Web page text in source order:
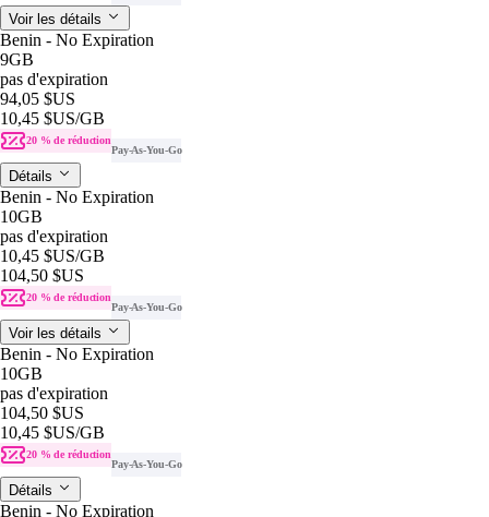
Voir les détails
Benin - No Expiration
9GB
pas d'expiration
94,05 $US
10,45 $US/GB
20 % de réduction
Pay-As-You-Go
Détails
Benin - No Expiration
10GB
pas d'expiration
10,45 $US/GB
104,50 $US
20 % de réduction
Pay-As-You-Go
Voir les détails
Benin - No Expiration
10GB
pas d'expiration
104,50 $US
10,45 $US/GB
20 % de réduction
Pay-As-You-Go
Détails
Benin - No Expiration